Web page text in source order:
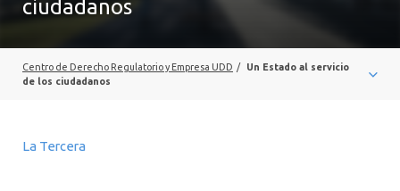
PUBLICACIONES
ciudadanos
Centro de Derecho Regulatorio y Empresa UDD /
Un Estado al servicio
de los ciudadanos
La Tercera